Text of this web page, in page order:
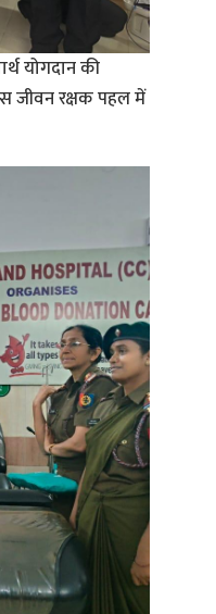
योगदान की
जीवन रक्षक पहल में